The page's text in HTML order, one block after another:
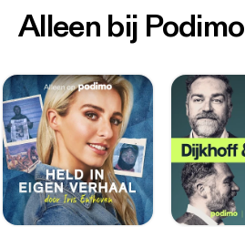
Alleen bij Podimo